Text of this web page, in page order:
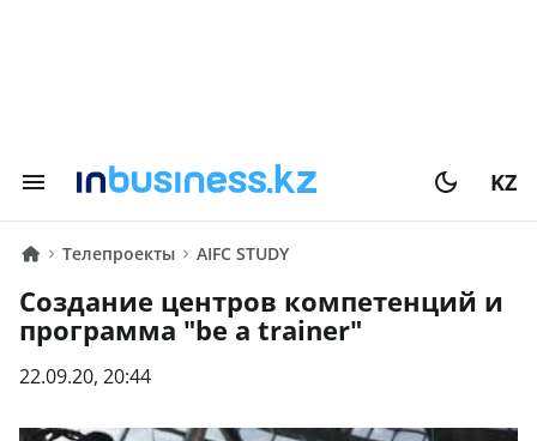
KZ
Телепроекты AIFC STUDY
Создание центров компетенций и
программа "be a trainer"
22.09.20, 20:44